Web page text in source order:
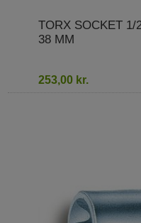
TORX SOCKET
38 MM
253,00 kr.